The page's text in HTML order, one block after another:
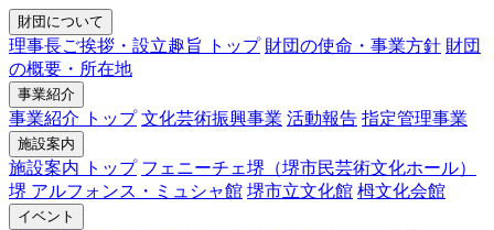
財団について
理事長ご挨拶・設立趣旨 トップ 財団の使命・事業方針 財団
の概要・所在地
事業紹介
事業紹介 トップ 文化芸術振興事業 活動報告 指定管理事業
施設案内
施設案内 トップ フェニーチェ堺（堺市民芸術文化ホール）
堺 アルフォンス・ミュシャ館 堺市立文化館 栂文化会館
イベント